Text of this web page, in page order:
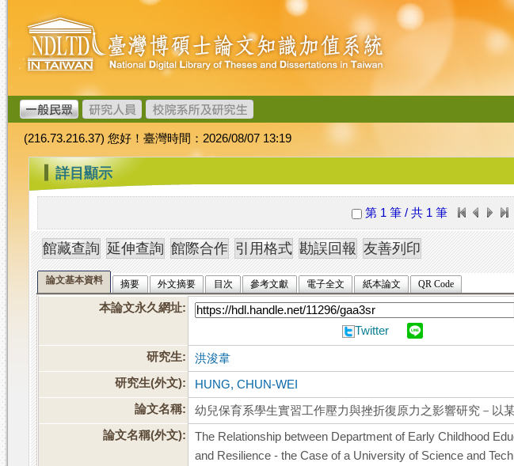
跳
到
主
要
內
容
臺
灣
博
碩
士
論
文
加
值
系
統
(216.73.216.37) 您好！臺灣時間：2026/08/07 13:19
::: 詳目顯示
第 1 筆 / 共 1 筆
論文基本資料 摘要 外文摘要 目次 參考文獻 電子全文 紙本論文 QR Code
本論文永久網址:
Twitter
研究生:
洪浚韋
研究生(外文):
HUNG, CHUN-WEI
論文名稱:
幼兒保育系學生實習工作壓力與挫折復原力之影響研究－以
論文名稱(外文):
The Relationship between Department of Early Childhood
and Resilience - the Case of a University of Science and